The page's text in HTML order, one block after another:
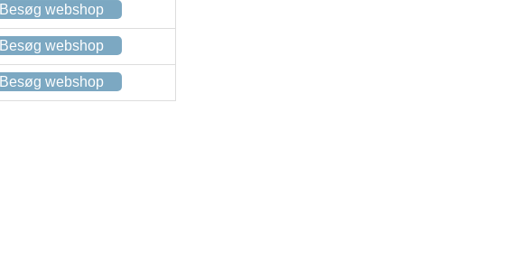
Besøg webshop
Besøg webshop
Besøg webshop